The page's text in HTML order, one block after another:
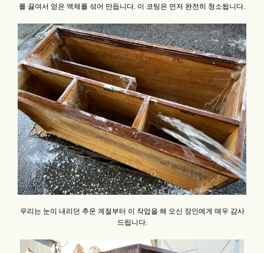
를 끓여서 얻은 액체를 섞어 만듭니다. 이 코팅은 먼저 완전히 청소됩니다.
우리는 눈이 내리던 추운 계절부터 이 작업을 해 오신 장인에게 매우 감사
드립니다.